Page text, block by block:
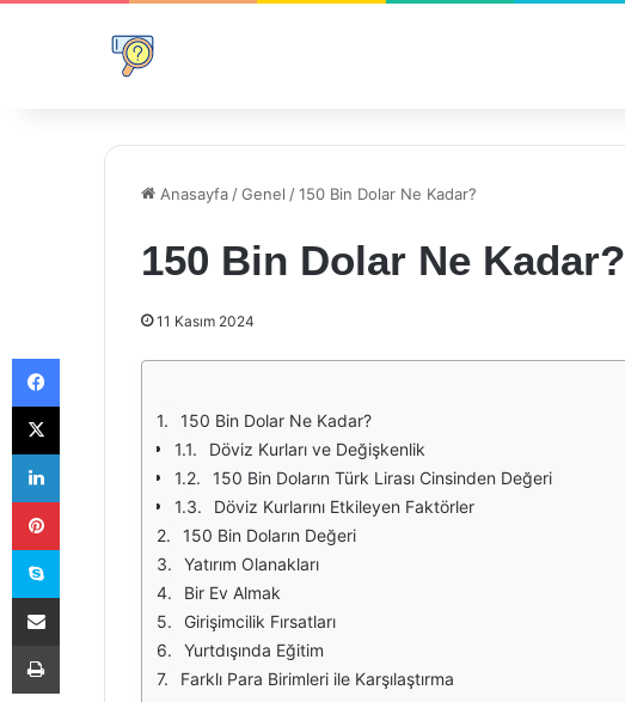
Anasayfa /Genel /150 Bin Dolar Ne Kadar?
150 Bin Dolar Ne Kadar?
11 Kasım 2024
150 Bin Dolar Ne Kadar?
Döviz Kurları ve Değişkenlik
150 Bin Doların Türk Lirası Cinsinden Değeri
Döviz Kurlarını Etkileyen Faktörler
150 Bin Doların Değeri
Yatırım Olanakları
Bir Ev Almak
Girişimcilik Fırsatları
Yurtdışında Eğitim
Farklı Para Birimleri ile Karşılaştırma
Facebook
X
LinkedIn
Pinterest
Skype
E-Posta ile paylaş